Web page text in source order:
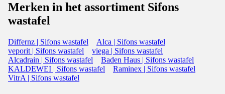
Merken in het assortiment Sifons
wastafel
Differnz | Sifons wastafel
Alca | Sifons wastafel
veporit | Sifons wastafel
viega | Sifons wastafel
Alcadrain | Sifons wastafel
Baden Haus | Sifons wastafel
KALDEWEI | Sifons wastafel
Raminex | Sifons wastafel
VitrA | Sifons wastafel